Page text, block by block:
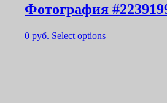
Фотография
0 руб. Select options